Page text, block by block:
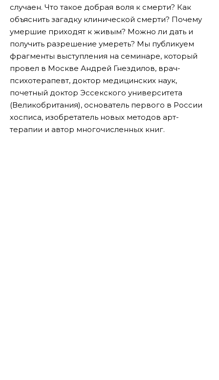
случаен. Что такое добрая воля к смерти? Как
объяснить загадку клинической смерти? Почему
умершие приходят к живым? Можно ли дать и
получить разрешение умереть? Мы публикуем
фрагменты выступления на семинаре, который
провел в Москве Андрей Гнездилов, врач-
психотерапевт, доктор медицинских наук,
почетный доктор Эссекского университета
(Великобритания), основатель первого в России
хосписа, изобретатель новых методов арт-
терапии и автор многочисленных книг.